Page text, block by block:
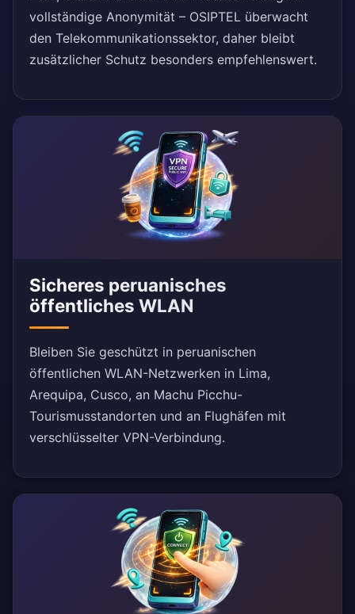
vollständige Anonymität – OSIPTEL überwacht
den Telekommunikationssektor, daher bleibt
zusätzlicher Schutz besonders empfehlenswert.
Sicheres peruanisches
öffentliches WLAN
Bleiben Sie geschützt in peruanischen
öffentlichen WLAN-Netzwerken in Lima,
Arequipa, Cusco, an Machu Picchu-
Tourismusstandorten und an Flughäfen mit
verschlüsselter VPN-Verbindung.